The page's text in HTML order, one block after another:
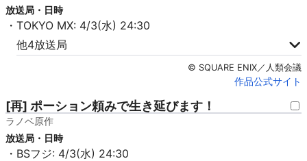
放送局・日時
・TOKYO MX: 4/3(水) 24:30
他4放送局
© SQUARE ENIX／人類会議
作品公式サイト
[再] ポーション頼みで生き延びます！
ラノベ原作
放送局・日時
・BSフジ: 4/3(水) 24:30